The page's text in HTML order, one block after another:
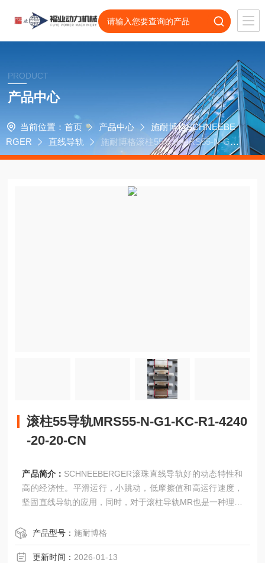
PRODUCT
产品中心
当前位置： 首页 产品中心
施耐博格SCHNEEBE
RGER
直线导轨
施耐博格滚柱55导轨MRS55-N-G1-
KC-R1-4240-20-20-CN
滚柱55导轨MRS55-N-G1-KC-R1-4240
-20-20-CN
产品简介： SCHNEEBERGER滚珠直线导轨好的动态特性和
高的经济性。平滑运行，小跳动，低摩擦值和高运行速度，
坚固直线导轨的应用，同时，对于滚柱导轨MR也是一种理想
滚柱55导轨MRS55-N-G1-KC-R1-4240-20-20-CN
产品型号：施耐博格
更新时间： 2026-01-13